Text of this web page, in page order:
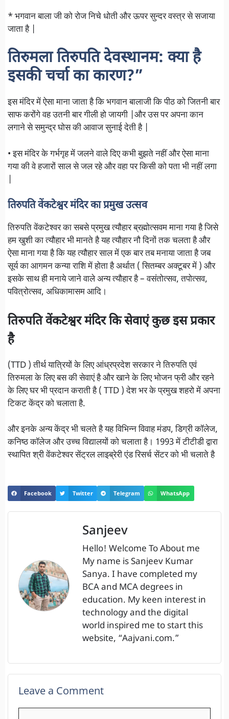
* भगवान बाला जी को रोज निचे धोती और ऊपर सुन्दर वस्त्र से सजाया
जाता है |
तिरुमला तिरुपति देवस्थानम: क्या है
इसकी चर्चा का कारण?”
इस मंदिर में ऐसा माना जाता है कि भगवान बालाजी कि पीठ को जितनी बार
साफ करोंगे वह उतनी बार गीली हो जायगी |और उस पर अपना कान
लगाने से समुन्द्र घोस की आवाज सुनाई देती है |
• इस मंदिर के गर्भगृह में जलने वाले दिए कभी बुझते नहीं और ऐसा माना
गया की वे हजारों साल से जल रहे और वहा पर किसी को पता भी नहीं लगा
तिरुपति वेंकटेश्वर मंदिर का प्रमुख उत्सव
तिरुपति वेंकटेश्वर का सबसे प्रमुख त्यौहार ब्रह्मोत्सवम माना गया है जिसे
हम खुशी का त्यौहार भी मानते है यह त्यौहार नौ दिनों तक चलता है और
ऐसा माना गया है कि यह त्यौहार साल में एक बार तब मनाया जाता है जब
सूर्य का आगमन कन्या राशि में होता है अर्थात ( सितम्बर अक्टूबर में ) और
इसके साथ ही मनाये जाने वाले अन्य त्यौहार है – वसंतोत्सव, तपोत्सव,
पवित्रोत्सव, अधिकामासम आदि।
तिरुपति वेंकटेश्वर मंदिर कि सेवाएं कुछ इस प्रकार
है
(TTD ) तीर्थ यात्रियों के लिए आंध्रप्रदेश सरकार ने तिरुपति एवं
तिरुमला के लिए बस की सेवाएं है और खाने के लिए भोजन फ्री और रहने
के लिए घर भी प्रदान कराती है ( TTD ) देश भर के प्रमुख शहरो में अपना
टिकट केंद्र को चलाता है.
और इनके अन्य केंद्र भी चलते है यह विभिन्न विवाह मंडप, डिग्री कॉलेज,
कनिष्ठ कॉलेज और उच्च विद्यालयों को चलाता है। 1993 में टीटीडी द्वारा
स्थापित श्री वेंकटेश्वर सेंट्रल लाइब्रेरी एंड रिसर्च सेंटर को भी चलाते है
Facebook Twitter Telegram WhatsApp
Sanjeev
Hello! Welcome To About me
My name is Sanjeev Kumar
Sanya. I have completed my
BCA and MCA degrees in
education. My keen interest in
technology and the digital
world inspired me to start this
website, “Aajvani.com.”
Leave a Comment